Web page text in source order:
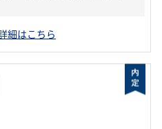
細はこちら